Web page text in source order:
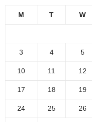
M T W
3 4 5
10 11 12
17 18 19
24 25 26